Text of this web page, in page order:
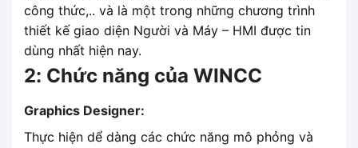
công thức,.. và là một trong những chương trình
thiết kế giao diện Người và Máy – HMI được tin
dùng nhất hiện nay.
2: Chức năng của WINCC
Graphics Designer:
Thực hiện dể dàng các chức năng mô phỏng và